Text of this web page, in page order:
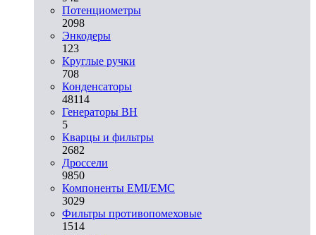
Потенциометры
2098
Энкодеры
123
Круглые ручки
708
Конденсаторы
48114
Генераторы ВН
5
Кварцы и фильтры
2682
Дроссели
9850
Компоненты EMI/EMC
3029
Фильтры противопомеховые
1514